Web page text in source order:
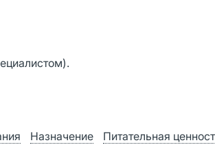
Назначение
Питательная